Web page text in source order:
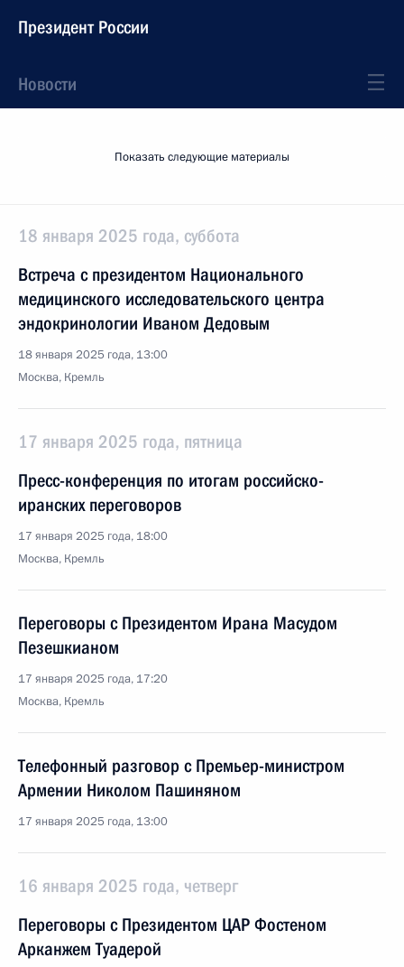
Президент России
Новости
Показать следующие материалы
18 января 2025 года, суббота
Встреча с президентом Национального
медицинского исследовательского центра
эндокринологии Иваном Дедовым
18 января 2025 года, 13:00
Москва, Кремль
17 января 2025 года, пятница
Пресс-конференция по итогам российско-
иранских переговоров
17 января 2025 года, 18:00
Москва, Кремль
Переговоры с Президентом Ирана Масудом
Пезешкианом
17 января 2025 года, 17:20
Москва, Кремль
Телефонный разговор с Премьер-министром
Армении Николом Пашиняном
17 января 2025 года, 13:00
16 января 2025 года, четверг
Переговоры с Президентом ЦАР Фостеном
Арканжем Туадерой